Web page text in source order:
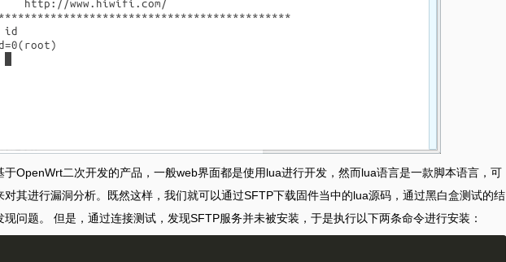
于OpenWrt二次开发的产品，一般web界面都是使用lua进行开发，然而lua语言是一款脚本语言，可
对其进行漏洞分析。既然这样，我们就可以通过SFTP下载固件当中的lua源码，通过黑白盒测试的结
问题。 但是，通过连接测试，发现SFTP服务并未被安装，于是执行以下两条命令进行安装：